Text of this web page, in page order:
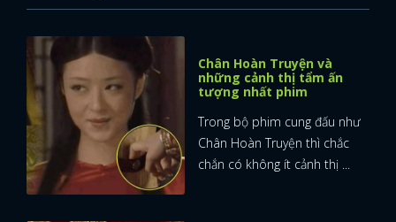
Chân Hoàn Truyện và
những cảnh thị tẩm ấn
tượng nhất phim
Trong bộ phim cung đấu như
Chân Hoàn Truyện thì chắc
chắn có không ít cảnh thị ...